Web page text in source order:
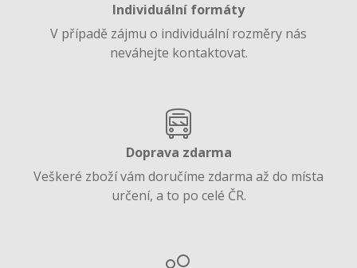
Individuální formáty
V případě zájmu o individuální rozměry nás
neváhejte kontaktovat.
Doprava zdarma
Veškeré zboží vám doručíme zdarma až do místa
určení, a to po celé ČR.